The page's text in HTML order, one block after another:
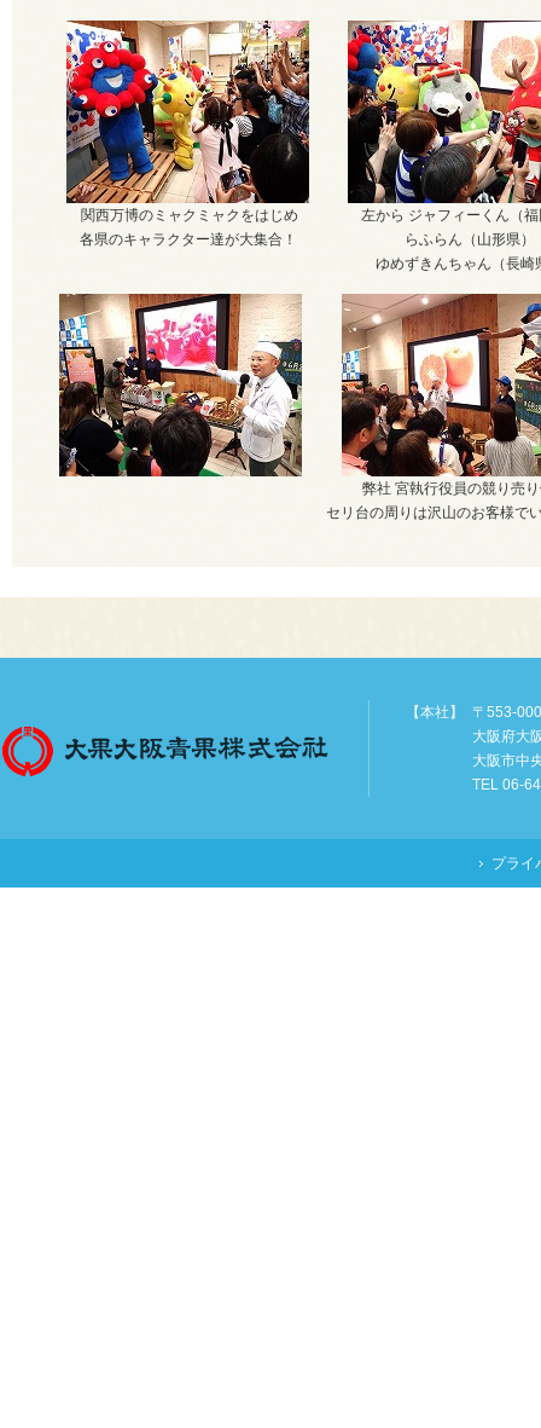
関西万博のミャクミャクをはじめ
各県のキャラクター達が大集合！
左から ジャフィーくん（
らふらん（山形県）
ゆめずきんちゃん（長崎
弊社 宮執行役員の競り売
セリ台の周りは沢山のお客様で
【本社】
〒553-
大阪府大
大阪市中
TEL 06-
プライ